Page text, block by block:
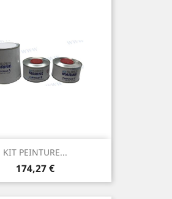
KIT PEINTURE...
Prix
174,27 €